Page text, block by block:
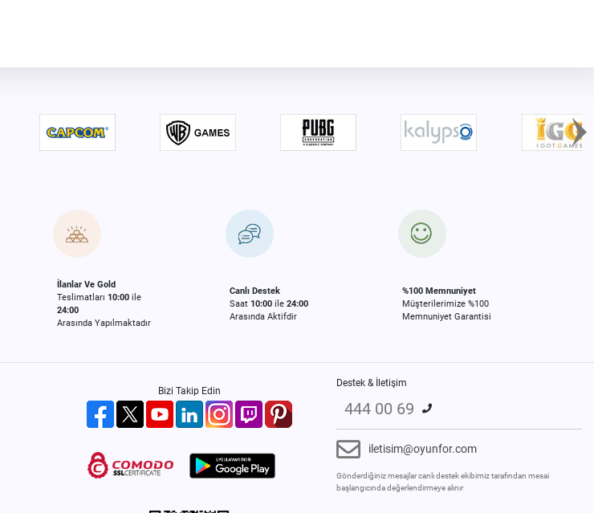
İlanlar Ve Gold
Teslimatları10:00 ile
24:00
Arasında Yapılmaktadır
Canlı Destek
Saat 10:00ile 24:00
Arasında Aktifdir
%100 Memnuniyet
Müşterilerimize %100
Memnuniyet Garantisi
Bizi Takip Edin
Destek & İletişim
444 00 69
iletisim@oyunfor.com
Gönderdiğiniz mesajlar canlı destek ekibimiz tarafından mesai
başlangıcında değerlendirmeye alınır